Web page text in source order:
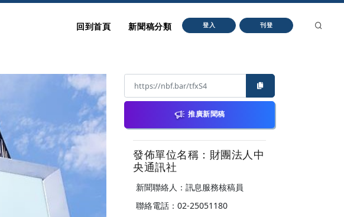
回到首頁 新聞稿分類 登入 刊登
推廣新聞稿
發佈單位名稱：財團法人中
央通訊社
新聞聯絡人：訊息服務核稿員
聯絡電話：02-25051180